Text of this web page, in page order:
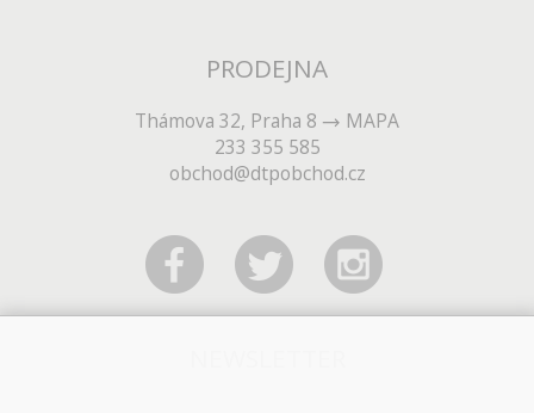
PRODEJNA
Thámova 32, Praha 8
MAPA
233 355 585
obchod@dtpobchod.cz